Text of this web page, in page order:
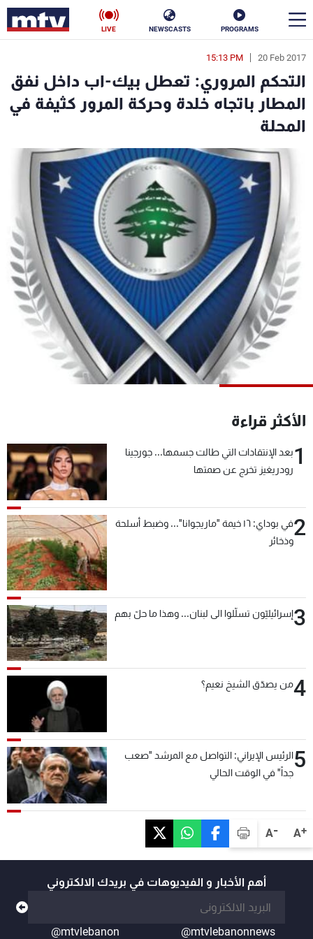
PROGRAMS
NEWSCASTS
LIVE
A+
A-
20 Feb 2017
15:13 PM
التحكم المروري: تعطل بيك-اب داخل نفق
المطار باتجاه خلدة وحركة المرور كثيفة في
المحلة
الأكثر قراءة
1بعد الإنتقادات التي طالت جسمها... جورجينا
رودريغيز تخرج عن صمتها
2
في بوداي: ١٦ خيمة "ماريجوانا"... وضبط أسلحة
وذخائر
3إسرائيليّون تسلّلوا الى لبنان... وهذا ما حلّ بهم
4من يصدّق الشيخ نعيم؟
5الرئيس الإيراني: التواصل مع المرشد "صعب
جداً" في الوقت الحالي
أهم الأخبار و الفيديوهات في بريدك الالكتروني
@mtvlebanonnews
@mtvlebanon
en
الأخبار
سياسة
إقتصاد فن
منوعات رياضة
كأس العالم
البرامج
جدول البرامج
شاهد البرامج
الترددات
لاعلاناتكم